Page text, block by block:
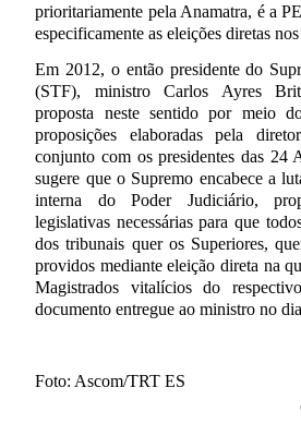
prioritariamente pela Anamatra, é a
especificamente as eleições diretas
Em 2012, o então presidente do
(STF), ministro Carlos Ayres
proposta neste sentido por meio
proposições elaboradas pela
conjunto com os presidentes das 24
sugere que o Supremo encabece a
interna do Poder Judiciário,
legislativas necessárias para que
dos tribunais quer os Superiores,
providos mediante eleição direta na
Magistrados vitalícios do
documento entregue ao ministro no
Foto: Ascom/TRT ES